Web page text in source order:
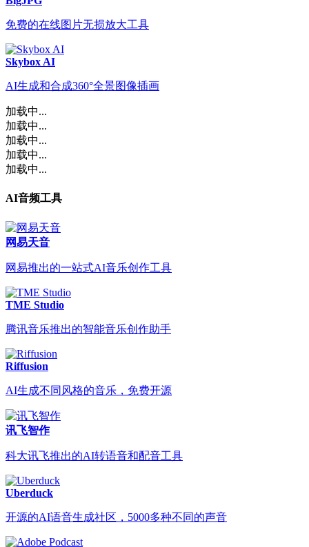
免费的在线图片无损放大工具
Skybox AI
AI生成和合成360°全景图像插画
加载中...
加载中...
加载中...
加载中...
加载中...
AI音频工具
网易天音
网易推出的一站式AI音乐创作工具
TME Studio
腾讯音乐推出的智能音乐创作助手
Riffusion
AI生成不同风格的音乐，免费开源
讯飞智作
科大讯飞推出的AI转语音和配音工具
Uberduck
开源的AI语音生成社区，5000多种不同的声音